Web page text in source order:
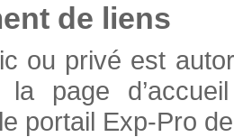
de liens
ou privé est
page
portail Exp-Pro